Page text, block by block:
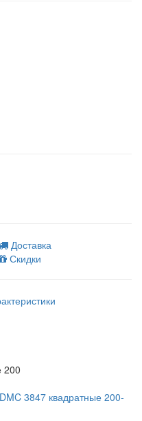
Доставка
Скидки
200